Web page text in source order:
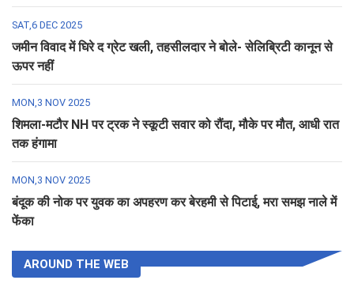
SAT,6 DEC 2025
जमीन विवाद में घिरे द ग्रेट खली, तहसीलदार ने बोले- सेलिब्रिटी कानून से
ऊपर नहीं
MON,3 NOV 2025
शिमला-मटौर NH पर ट्रक ने स्कूटी सवार को रौंदा, मौके पर मौत, आधी रात
तक हंगामा
MON,3 NOV 2025
बंदूक की नोक पर युवक का अपहरण कर बेरहमी से पिटाई, मरा समझ नाले में
फेंका
AROUND THE WEB